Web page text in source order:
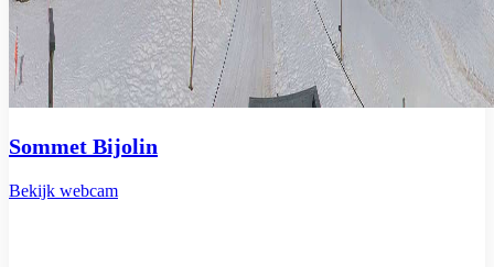
Sommet Bijolin
Bekijk webcam